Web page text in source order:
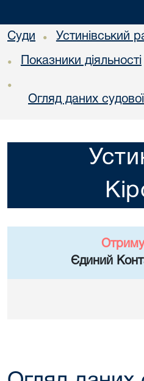
Суди • Устинівський
• Показники діяльності
•
Огляд даних
Єдиний